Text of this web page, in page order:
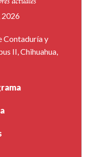
2026
Contaduría y
II, Chihuahua,